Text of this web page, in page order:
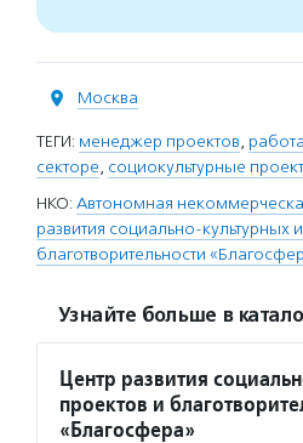
Москва
ТЕГИ: менеджер проектов,
секторе, социокультурные
НКО: Автономная
развития социально-культурных
благотворительности
Узнайте больше в
Центр развития
проектов и
«Благосфера»